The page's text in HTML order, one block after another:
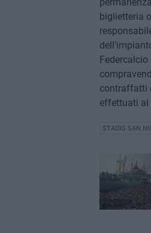
biglietteria
contraffatti
effettuati al
STADIO SAN